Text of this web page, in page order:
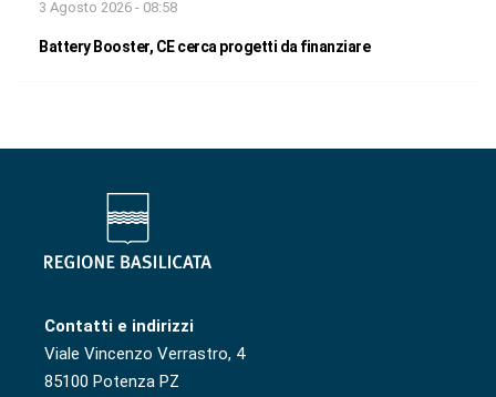
3 Agosto 2026 - 08:58
Battery Booster, CE cerca progetti da finanziare
Contatti e indirizzi
Viale Vincenzo Verrastro, 4
85100 Potenza PZ